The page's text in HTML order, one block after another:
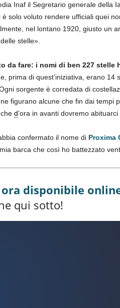
Inaf il Segretario generale della
è solo voluto rendere ufficiali quei
nel lontano 1920, giusto un
stelle».
da fare: i nomi di ben 227 stelle
prima di quest’iniziativa, erano 14
sorgente è corredata di
figurano alcune che fin dai
d’ora in avanti dovremo
confermato il nome di Proxima
barca che così ho battezzato
ora disponibile
qui sotto!